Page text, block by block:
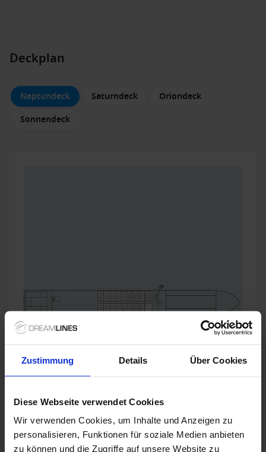
Zustimmung Details Über Cookies
Diese Webseite verwendet Cookies
Wir verwenden Cookies, um Inhalte und Anzeigen zu
personalisieren, Funktionen für soziale Medien anbieten
zu können und die Zugriffe auf unsere Website zu
Deckplan
Neptundeck Saturndeck
Oriondeck
Sonnendeck